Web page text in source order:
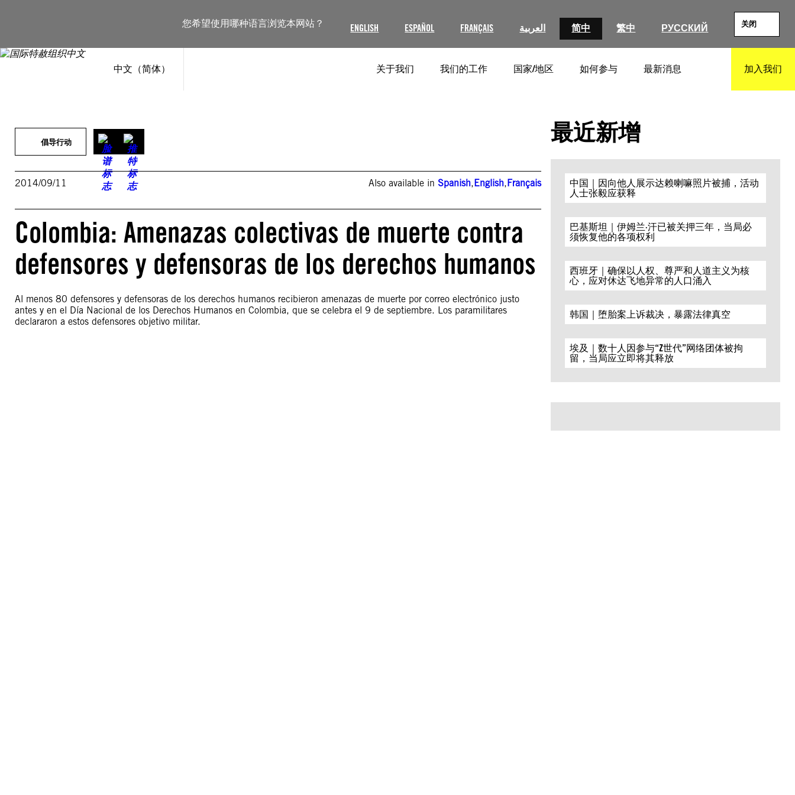
您希望使用哪种语言浏览本网站？ ENGLISH ESPAÑOL FRANÇAIS العربية 简中 繁中 РУССКИЙ 关闭
中文（简体） 关于我们 我们的工作 国家/地区 如何参与 最新消息 加入我们
倡导行动
2014/09/11 Also available inSpanish,English,Français
Colombia: Amenazas colectivas de muerte contra
defensores y defensoras de los derechos humanos
Al menos 80 defensores y defensoras de los derechos humanos recibieron amenazas de muerte por correo electrónico justo
antes y en el Día Nacional de los Derechos Humanos en Colombia, que se celebra el 9 de septiembre. Los paramilitares
declararon a estos defensores objetivo militar.
最近新增
中国｜因向他人展示达赖喇嘛照片被捕，活动
人士张毅应获释
巴基斯坦｜伊姆兰·汗已被关押三年，当局必
须恢复他的各项权利
西班牙｜确保以人权、尊严和人道主义为核
心，应对休达飞地异常的人口涌入
韩国｜堕胎案上诉裁决，暴露法律真空
埃及｜数十人因参与“Z世代”网络团体被拘
留，当局应立即将其释放